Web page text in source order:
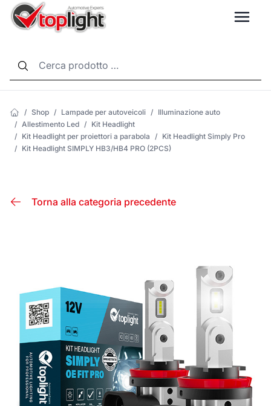
/ Shop / Lampade per autoveicoli / Illuminazione auto
/ Allestimento Led / Kit Headlight
/ Kit Headlight per proiettori a parabola / Kit Headlight Simply Pro
/ Kit Headlight SIMPLY HB3/HB4 PRO (2PCS)
Torna alla categoria precedente